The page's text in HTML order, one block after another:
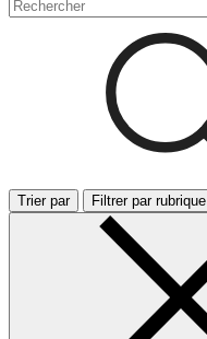
Trier par Filtrer par rubrique